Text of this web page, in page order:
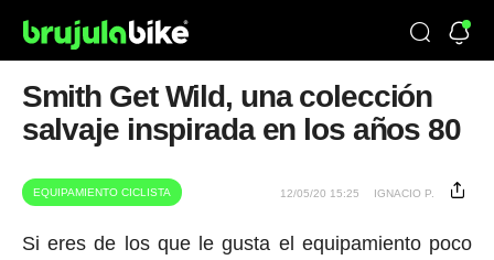
Smith Get Wild, una colección
salvaje inspirada en los años 80
EQUIPAMIENTO CICLISTA 12/05/20 15:25 IGNACIO P.
Si eres de los que le gusta el equipamiento poco